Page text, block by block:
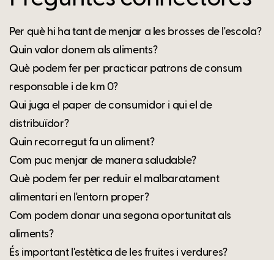
Per què hi ha tant de menjar a les brosses de l'escola?
Quin valor donem als aliments?
Què podem fer per practicar patrons de consum
responsable i de km 0?
Qui juga el paper de consumidor i qui el de
distribuïdor?
Quin recorregut fa un aliment?
Com puc menjar de manera saludable?
Què podem fer per reduir el malbaratament
alimentari en l'entorn proper?
Com podem donar una segona oportunitat als
aliments?
És important l'estètica de les fruites i verdures?